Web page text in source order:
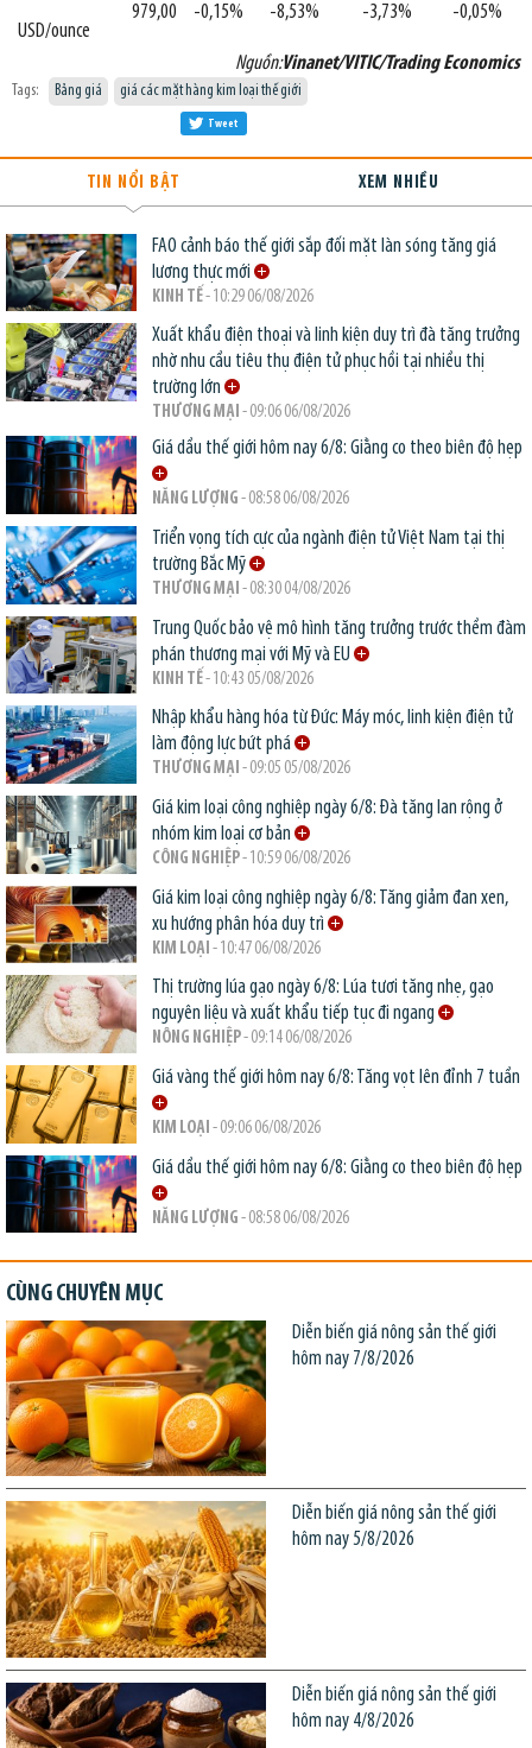
USD/ounce
979,00 -0,15% -8,53% -3,73% -0,05%
Nguồn:Vinanet/VITIC/Trading Economics
Tags: Bảng giá giá các mặt hàng kim loại thế giới
Tweet
TIN NỔI BẬT XEM NHIỀU
FAO cảnh báo thế giới sắp đối mặt làn sóng tăng giá
lương thực mới
KINH TẾ- 10:29 06/08/2026
Xuất khẩu điện thoại và linh kiện duy trì đà tăng trưởng
nhờ nhu cầu tiêu thụ điện tử phục hồi tại nhiều thị
trường lớn
THƯƠNG MẠI - 09:06 06/08/2026
Giá dầu thế giới hôm nay 6/8: Giằng co theo biên độ hẹp
NĂNG LƯỢNG - 08:58 06/08/2026
Triển vọng tích cực của ngành điện tử Việt Nam tại thị
trường Bắc Mỹ
THƯƠNG MẠI - 08:30 04/08/2026
Trung Quốc bảo vệ mô hình tăng trưởng trước thềm đàm
phán thương mại với Mỹ và EU
KINH TẾ- 10:43 05/08/2026
Nhập khẩu hàng hóa từ Đức: Máy móc, linh kiện điện tử
làm động lực bứt phá
THƯƠNG MẠI - 09:05 05/08/2026
Giá kim loại công nghiệp ngày 6/8: Đà tăng lan rộng ở
nhóm kim loại cơ bản
CÔNG NGHIỆP- 10:59 06/08/2026
Giá kim loại công nghiệp ngày 6/8: Tăng giảm đan xen,
xu hướng phân hóa duy trì
KIM LOẠI - 10:47 06/08/2026
Thị trường lúa gạo ngày 6/8: Lúa tươi tăng nhẹ, gạo
nguyên liệu và xuất khẩu tiếp tục đi ngang
NÔNG NGHIỆP- 09:14 06/08/2026
Giá vàng thế giới hôm nay 6/8: Tăng vọt lên đỉnh 7 tuần
KIM LOẠI - 09:06 06/08/2026
Giá dầu thế giới hôm nay 6/8: Giằng co theo biên độ hẹp
NĂNG LƯỢNG - 08:58 06/08/2026
CÙNG CHUYÊN MỤC
Diễn biến giá nông sản thế giới
hôm nay 7/8/2026
Diễn biến giá nông sản thế giới
hôm nay 5/8/2026
Diễn biến giá nông sản thế giới
hôm nay 4/8/2026